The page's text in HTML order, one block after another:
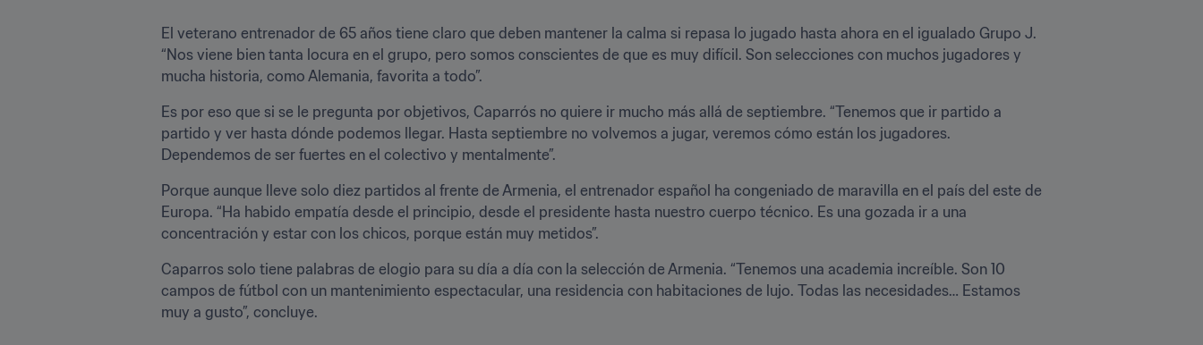
El veterano entrenador de 65 años tiene claro que deben mantener la calma si repasa lo jugado hasta ahora en el igualado Grupo J.
“Nos viene bien tanta locura en el grupo, pero somos conscientes de que es muy difícil. Son selecciones con muchos jugadores y
mucha historia, como Alemania, favorita a todo”.
Es por eso que si se le pregunta por objetivos, Caparrós no quiere ir mucho más allá de septiembre. “Tenemos que ir partido a
partido y ver hasta dónde podemos llegar. Hasta septiembre no volvemos a jugar, veremos cómo están los jugadores.
Dependemos de ser fuertes en el colectivo y mentalmente”.
Porque aunque lleve solo diez partidos al frente de Armenia, el entrenador español ha congeniado de maravilla en el país del este de
Europa. “Ha habido empatía desde el principio, desde el presidente hasta nuestro cuerpo técnico. Es una gozada ir a una
concentración y estar con los chicos, porque están muy metidos”.
Caparros solo tiene palabras de elogio para su día a día con la selección de Armenia. “Tenemos una academia increíble. Son 10
campos de fútbol con un mantenimiento espectacular, una residencia con habitaciones de lujo. Todas las necesidades… Estamos
muy a gusto”, concluye.